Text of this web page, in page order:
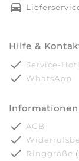
directions_car
Hilfe &
done Service-
done WhatsApp
Informationen
done AGB
done
done Ringgröße